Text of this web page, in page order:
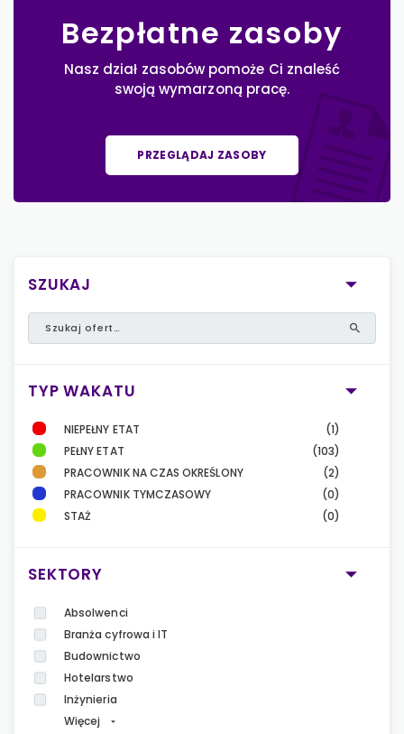
Bezpłatne zasoby
Nasz dział zasobów pomoże Ci znaleść
swoją wymarzoną pracę.
PRZEGLĄDAJ ZASOBY
SZUKAJ
TYP WAKATU
NIEPEŁNY ETAT
(1)
PEŁNY ETAT
(103)
PRACOWNIK NA CZAS OKREŚLONY
(2)
PRACOWNIK TYMCZASOWY
(0)
STAŻ
(0)
SEKTORY
Absolwenci
Branża cyfrowa i IT
Budownictwo
Hotelarstwo
Inżynieria
Więcej